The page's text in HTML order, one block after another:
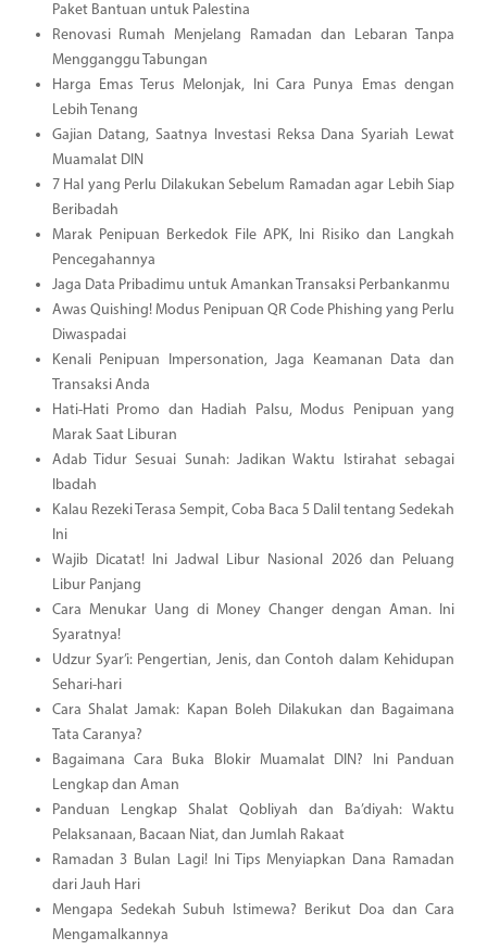
Paket Bantuan untuk Palestina
Renovasi Rumah Menjelang Ramadan dan Lebaran Tanpa
Mengganggu Tabungan
Harga Emas Terus Melonjak, Ini Cara Punya Emas dengan
Lebih Tenang
Gajian Datang, Saatnya Investasi Reksa Dana Syariah Lewat
Muamalat DIN
7 Hal yang Perlu Dilakukan Sebelum Ramadan agar Lebih Siap
Beribadah
Marak Penipuan Berkedok File APK, Ini Risiko dan Langkah
Pencegahannya
Jaga Data Pribadimu untuk Amankan Transaksi Perbankanmu
Awas Quishing! Modus Penipuan QR Code Phishing yang Perlu
Diwaspadai
Kenali Penipuan Impersonation, Jaga Keamanan Data dan
Transaksi Anda
Hati-Hati Promo dan Hadiah Palsu, Modus Penipuan yang
Marak Saat Liburan
Adab Tidur Sesuai Sunah: Jadikan Waktu Istirahat sebagai
Ibadah
Kalau Rezeki Terasa Sempit, Coba Baca 5 Dalil tentang Sedekah
Ini
Wajib Dicatat! Ini Jadwal Libur Nasional 2026 dan Peluang
Libur Panjang
Cara Menukar Uang di Money Changer dengan Aman. Ini
Syaratnya!
Udzur Syar’i: Pengertian, Jenis, dan Contoh dalam Kehidupan
Sehari-hari
Cara Shalat Jamak: Kapan Boleh Dilakukan dan Bagaimana
Tata Caranya?
Bagaimana Cara Buka Blokir Muamalat DIN? Ini Panduan
Lengkap dan Aman
Panduan Lengkap Shalat Qobliyah dan Ba’diyah: Waktu
Pelaksanaan, Bacaan Niat, dan Jumlah Rakaat
Ramadan 3 Bulan Lagi! Ini Tips Menyiapkan Dana Ramadan
dari Jauh Hari
Mengapa Sedekah Subuh Istimewa? Berikut Doa dan Cara
Mengamalkannya